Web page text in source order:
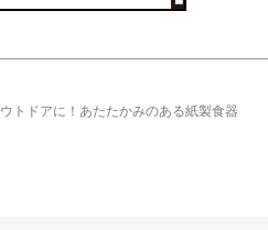
トドアに！あたたかみのある紙製食器